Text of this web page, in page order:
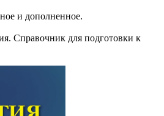
и дополненное.
Справочник для подготовки к